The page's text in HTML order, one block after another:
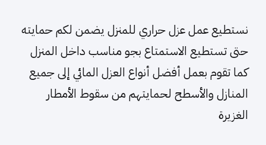
نستطيع عمل عزل حراري للمنزل يضمن لكم حمايته
حتى تستطيع الاستمتاع بجو مناسب داخل المنزل
كما تقوم بعمل أفضل أنواع العزل المائي إلى جميع
المنازل والأسطح لحمايتهم من سقوط الأمطار
الغزيرة